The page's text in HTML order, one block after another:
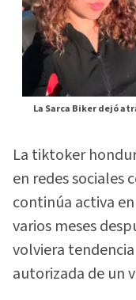
La Sarca Biker dejó
La tiktoker
en redes sociales
continúa activa
varios meses
volviera
autorizada de un